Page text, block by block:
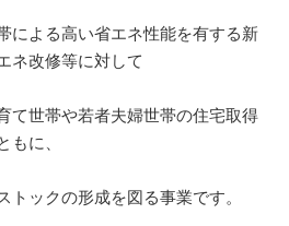
による⾼い省エネ性能を有する新
ネ改修等に対して
て世帯や若者夫婦世帯の住宅取得
もに、
トックの形成を図る事業です。